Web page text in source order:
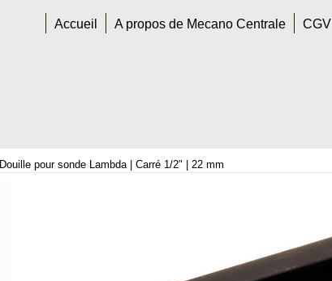
Accueil A propos de Mecano Centrale CGV
Douille pour sonde Lambda | Carré 1/2" | 22 mm